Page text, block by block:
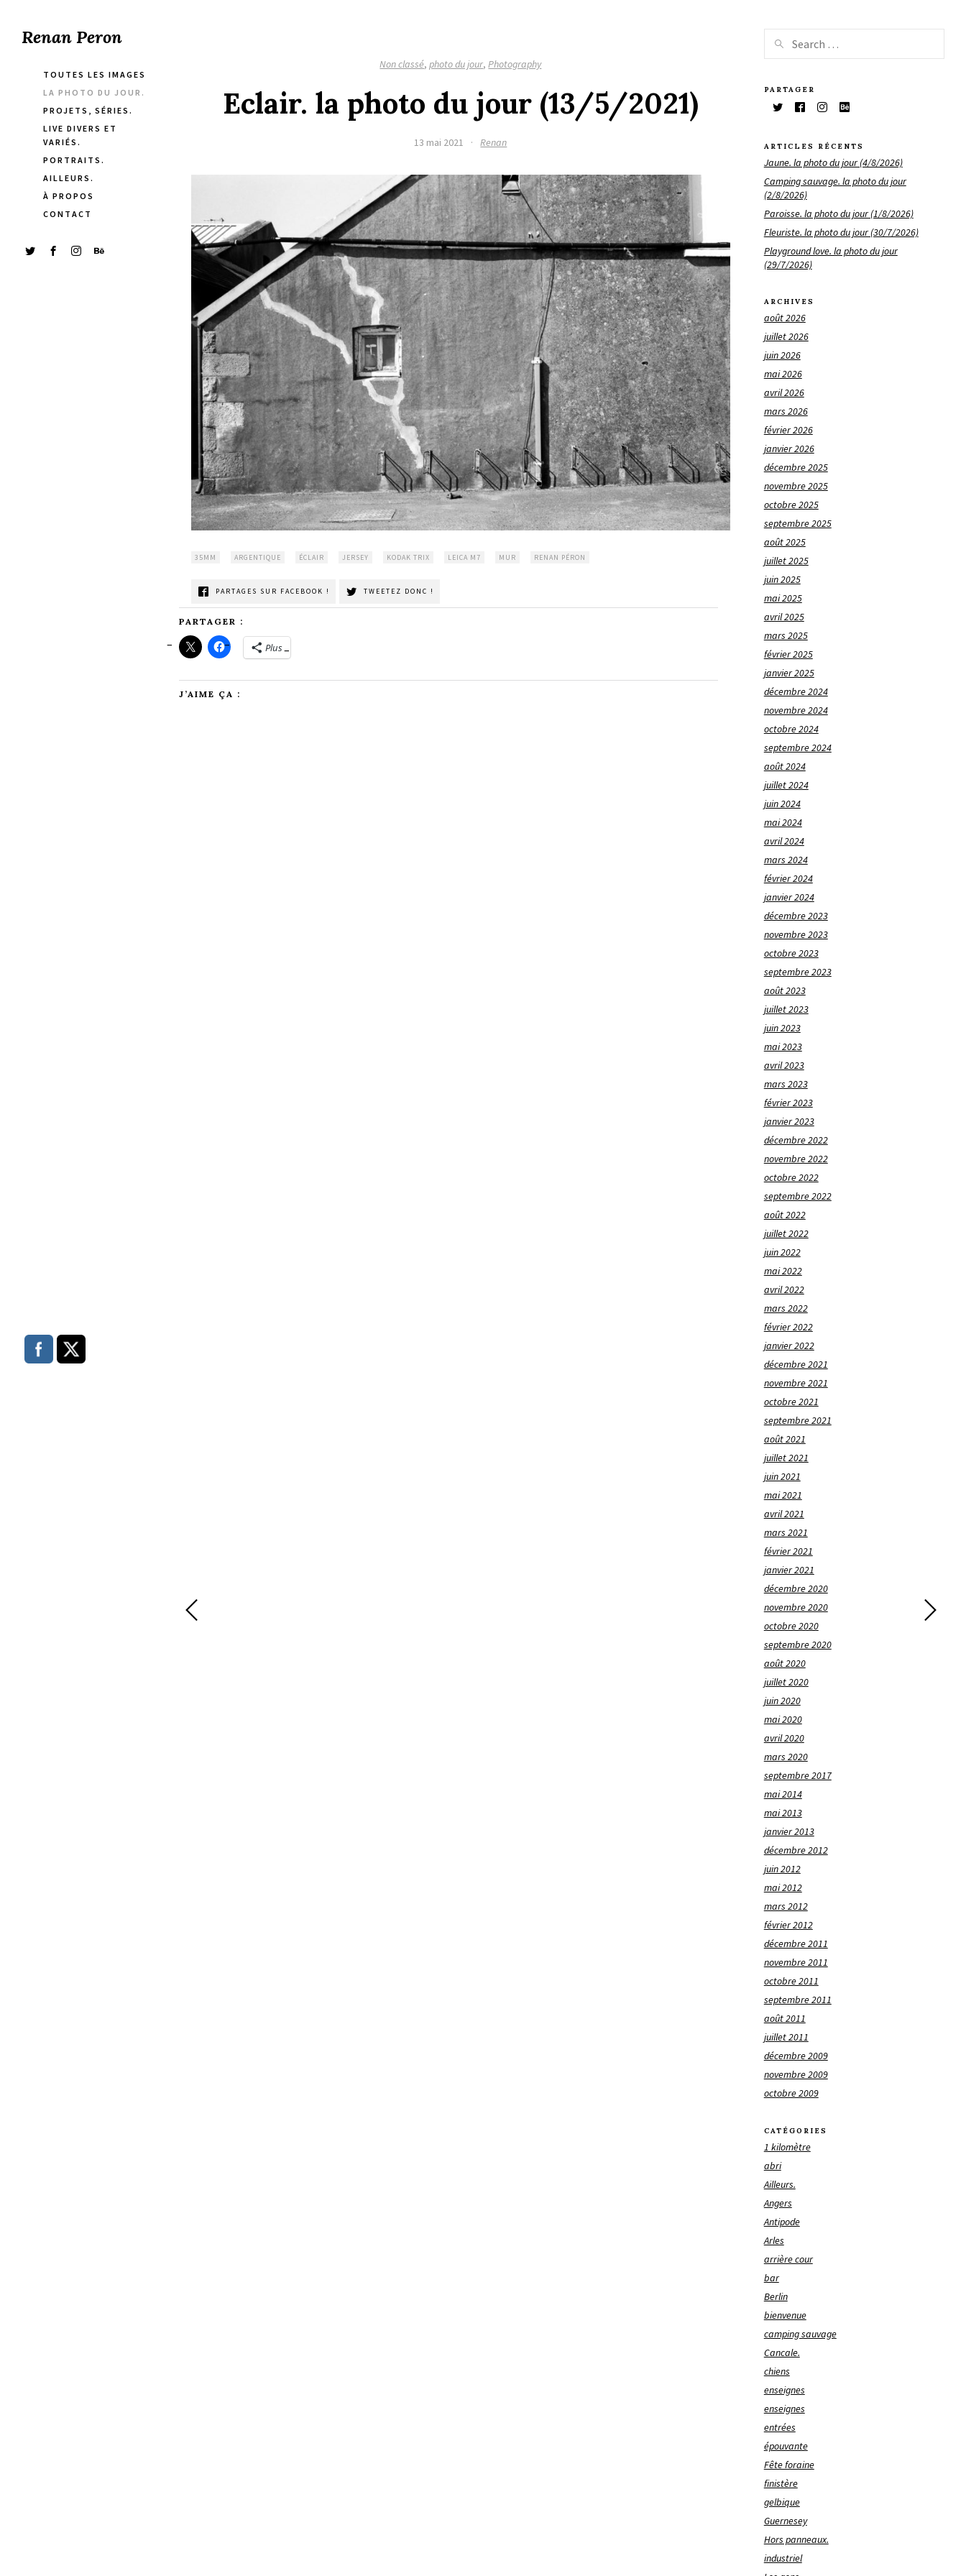
Renan Peron
TOUTES LES IMAGES
LA PHOTO DU JOUR.
PROJETS, SÉRIES.
LIVE DIVERS ET
VARIÉS.
PORTRAITS.
AILLEURS.
À PROPOS
CONTACT
Non classé,photo du jour,Photography
Eclair. la photo du jour (13/5/2021)
13 mai 2021 · Renan
35MM ARGENTIQUE ÉCLAIR JERSEY KODAK TRIX LEICA M7 MUR RENAN PÉRON
PARTAGES SUR FACEBOOK ! TWEETEZ DONC !
PARTAGER :
Plus
J’AIME ÇA :
PARTAGER
ARTICLES RÉCENTS
Jaune. la photo du jour (4/8/2026)
Camping sauvage. la photo du jour
(2/8/2026)
Paroisse. la photo du jour (1/8/2026)
Fleuriste. la photo du jour (30/7/2026)
Playground love. la photo du jour
(29/7/2026)
ARCHIVES
août 2026
juillet 2026
juin 2026
mai 2026
avril 2026
mars 2026
février 2026
janvier 2026
décembre 2025
novembre 2025
octobre 2025
septembre 2025
août 2025
juillet 2025
juin 2025
mai 2025
avril 2025
mars 2025
février 2025
janvier 2025
décembre 2024
novembre 2024
octobre 2024
septembre 2024
août 2024
juillet 2024
juin 2024
mai 2024
avril 2024
mars 2024
février 2024
janvier 2024
décembre 2023
novembre 2023
octobre 2023
septembre 2023
août 2023
juillet 2023
juin 2023
mai 2023
avril 2023
mars 2023
février 2023
janvier 2023
décembre 2022
novembre 2022
octobre 2022
septembre 2022
août 2022
juillet 2022
juin 2022
mai 2022
avril 2022
mars 2022
février 2022
janvier 2022
décembre 2021
novembre 2021
octobre 2021
septembre 2021
août 2021
juillet 2021
juin 2021
mai 2021
avril 2021
mars 2021
février 2021
janvier 2021
décembre 2020
novembre 2020
octobre 2020
septembre 2020
août 2020
juillet 2020
juin 2020
mai 2020
avril 2020
mars 2020
septembre 2017
mai 2014
mai 2013
janvier 2013
décembre 2012
juin 2012
mai 2012
mars 2012
février 2012
décembre 2011
novembre 2011
octobre 2011
septembre 2011
août 2011
juillet 2011
décembre 2009
novembre 2009
octobre 2009
CATÉGORIES
1 kilomètre
abri
Ailleurs.
Angers
Antipode
Arles
arrière cour
bar
Berlin
bienvenue
camping sauvage
Cancale.
chiens
enseignes
enseignes
entrées
épouvante
Fête foraine
finistère
gelbique
Guernesey
Hors panneaux.
industriel